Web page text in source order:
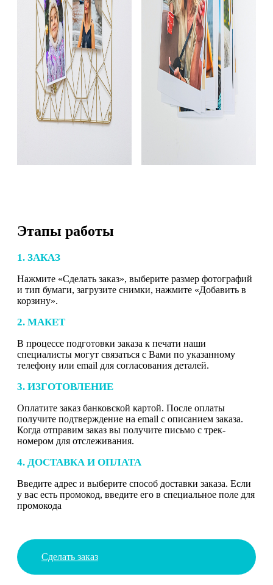
Этапы работы
1. ЗАКАЗ
Нажмите «Сделать заказ», выберите размер фотографий
и тип бумаги, загрузите снимки, нажмите «Добавить в
корзину».
2. МАКЕТ
В процессе подготовки заказа к печати наши
специалисты могут связаться с Вами по указанному
телефону или email для согласования деталей.
3. ИЗГОТОВЛЕНИЕ
Оплатите заказ банковской картой. После оплаты
получите подтверждение на email с описанием заказа.
Когда отправим заказ вы получите письмо с трек-
номером для отслеживания.
4. ДОСТАВКА И ОПЛАТА
Введите адрес и выберите способ доставки заказа. Если
у вас есть промокод, введите его в специальное поле для
промокода
Сделать заказ